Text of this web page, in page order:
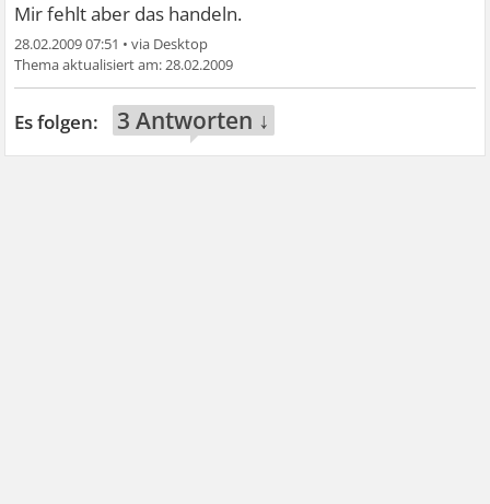
Mir fehlt aber das handeln.
28.02.2009 07:51 •
28.02.2009
3 Antworten ↓